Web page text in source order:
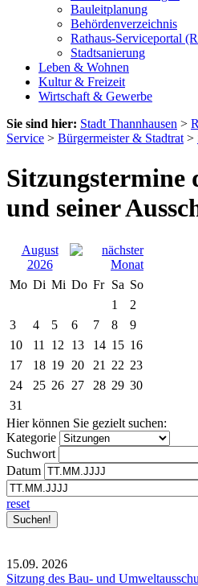
Bauleitplanung
Behördenverzeichnis
Rathaus-Serviceportal
Stadtsanierung
Leben & Wohnen
Kultur & Freizeit
Wirtschaft & Gewerbe
Sie sind hier: Stadt Thannhausen >
Service > Bürgermeister & Stadtrat >
Sitzungstermine
und seiner
August
2026
Mo Di Mi Do Fr Sa So
1
2
3
4 5 6 7 8
9
10
11 12 13 14 15 16
17
18 19 20 21 22 23
24
25 26 27 28 29 30
31
Hier können Sie gezielt suchen:
Kategorie
Suchwort
Datum
reset
15.09. 2026
Sitzung des Bau- und